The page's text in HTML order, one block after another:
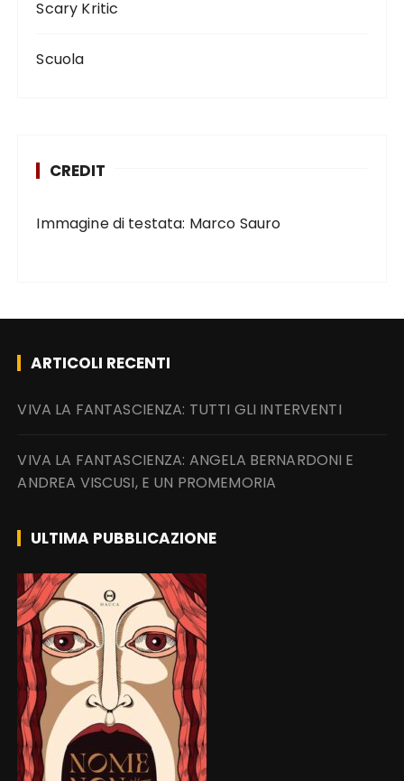
Scary Kritic
Scuola
CREDIT
Immagine di testata: Marco Sauro
ARTICOLI RECENTI
VIVA LA FANTASCIENZA: TUTTI GLI INTERVENTI
VIVA LA FANTASCIENZA: ANGELA BERNARDONI E
ANDREA VISCUSI, E UN PROMEMORIA
ULTIMA PUBBLICAZIONE